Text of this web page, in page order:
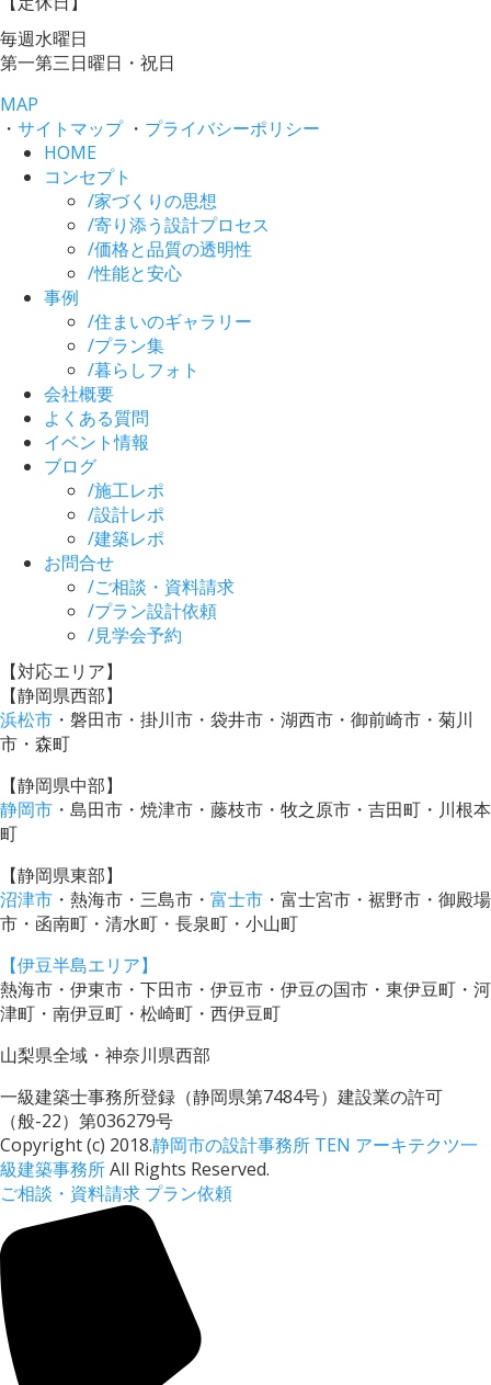
毎週水曜日
第一第三日曜日・祝日
MAP
・ サイトマップ・ プライバシーポリシー
HOME
コンセプト
/家づくりの思想
/寄り添う設計プロセス
/価格と品質の透明性
/性能と安心
事例
/住まいのギャラリー
/プラン集
/暮らしフォト
会社概要
よくある質問
イベント情報
ブログ
/施工レポ
/設計レポ
/建築レポ
お問合せ
/ご相談・資料請求
/プラン設計依頼
/見学会予約
【対応エリア】
【静岡県西部】
浜松市 ・磐田市・掛川市・袋井市・湖西市・御前崎市・菊川
市・森町
【静岡県中部】
静岡市 ・島田市・焼津市・藤枝市・牧之原市・吉田町・川根本
町
【静岡県東部】
沼津市 ・熱海市・三島市・ 富士市 ・富士宮市・裾野市・御殿場
市・函南町・清水町・長泉町・小山町
【伊豆半島エリア】
熱海市・伊東市・下田市・伊豆市・伊豆の国市・東伊豆町・河
津町・南伊豆町・松崎町・西伊豆町
山梨県全域・神奈川県西部
一級建築士事務所登録（静岡県第7484号）建設業の許可
（般-22）第036279号
Copyright (c) 2018.静岡市の設計事務所 TEN アーキテクツ一
級建築事務所All Rights Reserved.
ご相談・資料請求 プラン依頼